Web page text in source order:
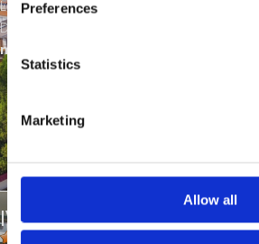
Preferences
Statistics
Marketing
Allow all
Location:Selce
Distance from the sea:
m
IVANA JELENOVIĆ